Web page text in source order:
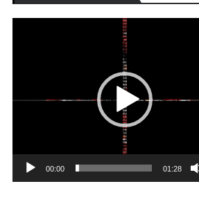
00:00 01:28